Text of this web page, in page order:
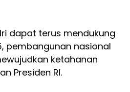
dapat terus mendukung
pembangunan nasional
ketahanan
Presiden RI.